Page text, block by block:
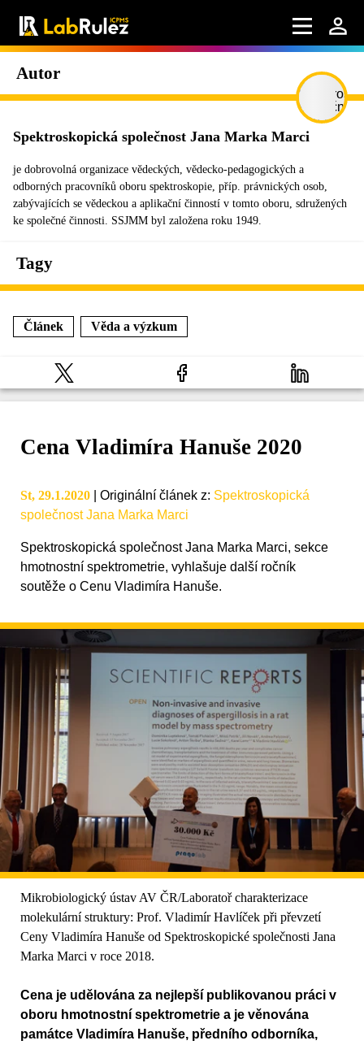
Autor
Spektroskopická společnost Jana Marka Marci
je dobrovolná organizace vědeckých, vědecko-pedagogických a
odborných pracovníků oboru spektroskopie, příp. právnických osob,
zabývajících se vědeckou a aplikační činností v tomto oboru, sdružených
ke společné činnosti. SSJMM byl založena roku 1949.
Tagy
Článek Věda a výzkum
Cena Vladimíra Hanuše 2020
St, 29.1.2020 Originální článek z: Spektroskopická
společnost Jana Marka Marci
Spektroskopická společnost Jana Marka Marci, sekce
hmotnostní spektrometrie, vyhlašuje další ročník
soutěže o Cenu Vladimíra Hanuše.
Mikrobiologický ústav AV ČR/Laboratoř charakterizace
molekulární struktury: Prof. Vladimír Havlíček při převzetí
Ceny Vladimíra Hanuše od Spektroskopické společnosti Jana
Marka Marci v roce 2018.
Cena je udělována za nejlepší publikovanou práci v
oboru hmotnostní spektrometrie a je věnována
památce Vladimíra Hanuše, předního odborníka,